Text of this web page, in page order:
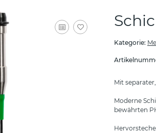
Kategorie:
Mit
Moderne
bewährten